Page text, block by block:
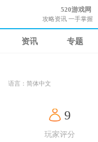
520游戏网
攻略资讯 一手掌握
资讯 专题
语言： 简体中文
9
玩家评分